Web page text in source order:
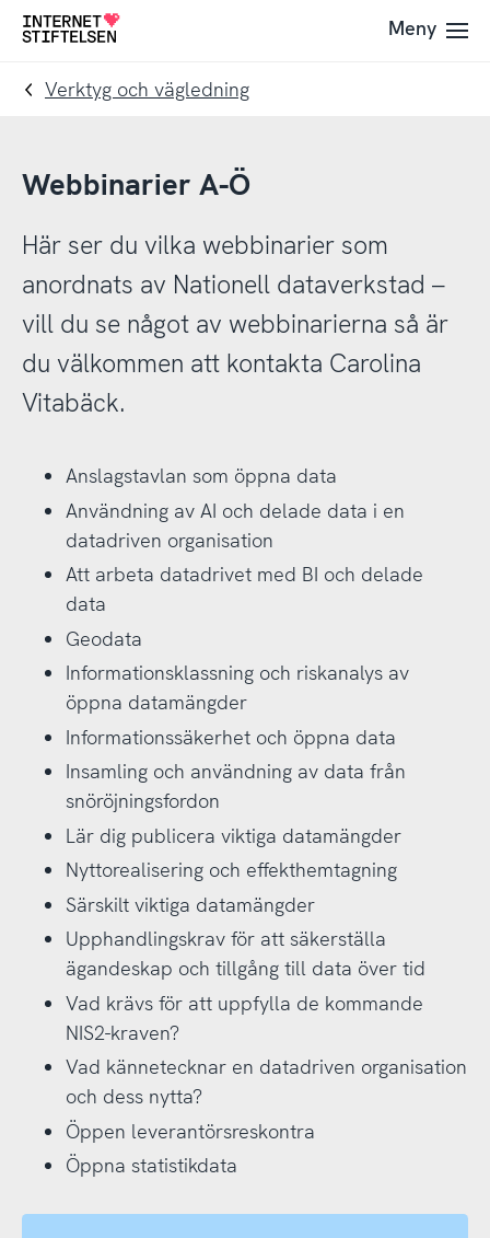
Till
navigering
Till
innehåll
Till
Meny
Verktyg och vägledning
Webbinarier A-Ö
Här ser du vilka webbinarier som
anordnats av Nationell dataverkstad –
vill du se något av webbinarierna så är
du välkommen att kontakta Carolina
Vitabäck.
Anslagstavlan som öppna data
Användning av AI och delade data i en
datadriven organisation
Att arbeta datadrivet med BI och delade
data
Geodata
Informationsklassning och riskanalys av
öppna datamängder
Informationssäkerhet och öppna data
Insamling och användning av data från
snöröjningsfordon
Lär dig publicera viktiga datamängder
Nyttorealisering och effekthemtagning
Särskilt viktiga datamängder
Upphandlingskrav för att säkerställa
ägandeskap och tillgång till data över tid
Vad krävs för att uppfylla de kommande
NIS2-kraven?
Vad kännetecknar en datadriven organisation
och dess nytta?
Öppen leverantörsreskontra
Öppna statistikdata